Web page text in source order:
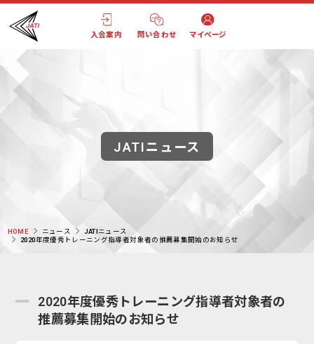
入会案内 問い合わせ マイページ
JATIニュース
HOME ニュース
JATIニュース
2020年度優秀トレーニング指導者対象者の推薦募集開始のお知らせ
2020年度優秀トレーニング指導者対象者の
推薦募集開始のお知らせ